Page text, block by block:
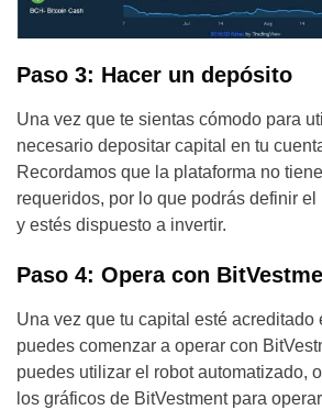
Paso 3: Hacer un depósito
Una vez que te sientas cómodo para
necesario depositar capital en tu
Recordamos que la plataforma no
requeridos, por lo que podrás definir
y estés dispuesto a invertir.
Paso 4: Opera con
Una vez que tu capital esté acreditado
puedes comenzar a operar con
puedes utilizar el robot automatizado,
los gráficos de BitVestment para